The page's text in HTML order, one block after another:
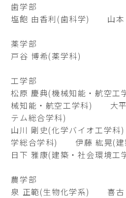
歯学部
塩飽 由香利(歯科学) 山本
薬学部
戸谷 博希(薬学科)
工学部
松原 慶典(機械知能・航空
械知能・航空工学科) 大平
テム総合学科)
山川 剛史(化学バイオ工学
学総合学科) 伊藤 紘晃(建
日下 雅康(建築・社会環境工
農学部
泉 正範(生物化学系) 喜古